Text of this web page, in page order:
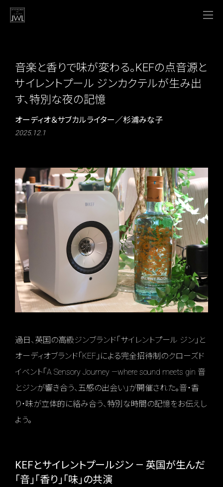
音楽と香りで味が変わる。KEFの点音源と
サイレントプール ジンカクテルが生み出
す、特別な夜の記憶
オーディオ＆サブカルライター／杉浦みな子
2025.12.1
過日、英国の高級ジンブランド「サイレントプール ジン」と
オーディオブランド「KEF」による完全招待制のクローズド
イベント「A Sensory Journey —where sound meets gin 音
とジンが響き合う、五感の出会い」が開催された。音・香
り・味が立体的に絡み合う、特別な時間の記憶をお伝えし
よう。
KEFとサイレントプールジン — 英国が生んだ
「音」「香り」「味」の共演